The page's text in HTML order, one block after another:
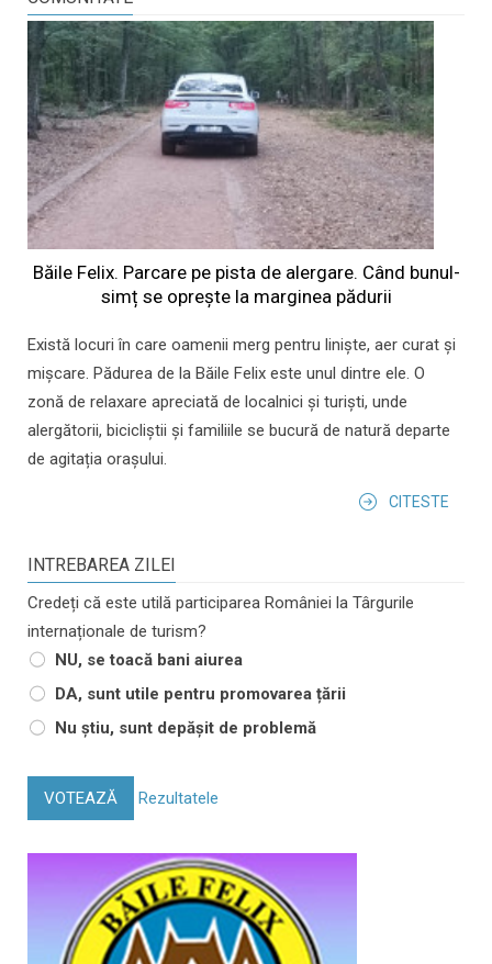
Băile Felix. Parcare pe pista de alergare. Când bunul-
simț se oprește la marginea pădurii
Există locuri în care oamenii merg pentru liniște, aer curat și
mișcare. Pădurea de la Băile Felix este unul dintre ele. O
zonă de relaxare apreciată de localnici și turiști, unde
alergătorii, bicicliștii și familiile se bucură de natură departe
de agitația orașului.
CITESTE
INTREBAREA ZILEI
Credeți că este utilă participarea României la Târgurile
internaționale de turism?
NU, se toacă bani aiurea
DA, sunt utile pentru promovarea țării
Nu știu, sunt depășit de problemă
VOTEAZĂ Rezultatele